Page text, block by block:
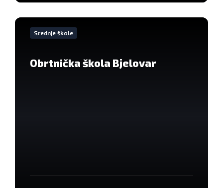
Srednje škole
Obrtnička škola Bjelovar
VIše
informacija